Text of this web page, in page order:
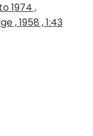
1974 ,
, 1958 , 1:43